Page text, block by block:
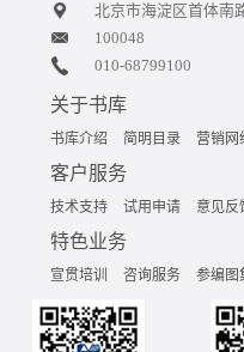
北京市海淀区首体南
100048
010-68799100
关于书库
书库介绍 简明目录 营销网
客户服务
技术支持 试用申请 意见反
特色业务
宣贯培训 咨询服务 参编图